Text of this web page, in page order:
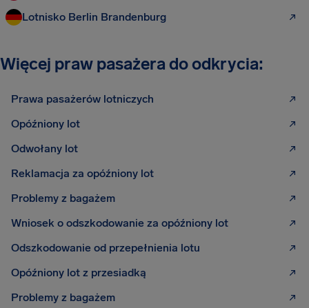
Lotnisko Berlin Brandenburg
Więcej praw pasażera do odkrycia:
Prawa pasażerów lotniczych
Opóźniony lot
Odwołany lot
Reklamacja za opóźniony lot
Problemy z bagażem
Wniosek o odszkodowanie za opóźniony lot
Odszkodowanie od przepełnienia lotu
Opóźniony lot z przesiadką
Problemy z bagażem